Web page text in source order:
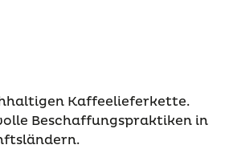
Kaffeelieferkette.
Beschaffungspraktiken in